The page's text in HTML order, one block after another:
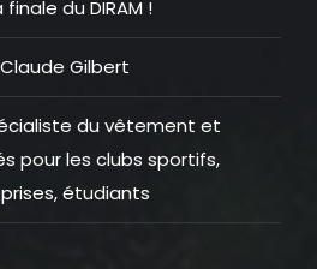
finale du DIRAM !
Gilbert
du vêtement et
pour les clubs sportifs,
étudiants